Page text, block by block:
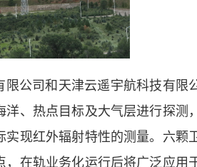
公司和天津云遥宇航科技有限
、热点目标及大气层进行探测，
现红外辐射特性的测量。六颗
在轨业务化运行后将广泛应用